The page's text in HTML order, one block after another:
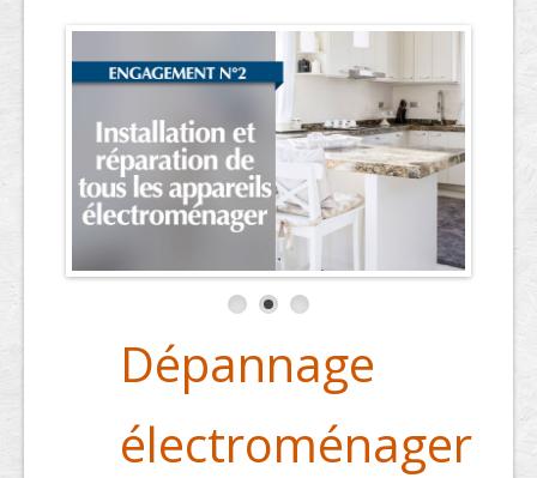
Dépannage
électroménager